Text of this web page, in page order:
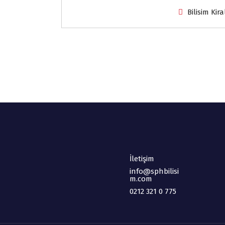
Bilisim
İletişim
info@sphbilisi
m.com
0212 321 0 775